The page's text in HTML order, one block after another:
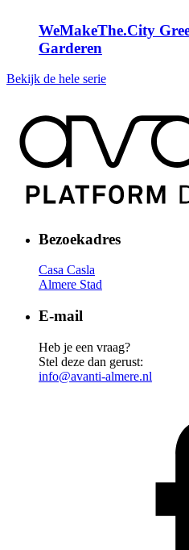
WeMakeThe.City
Garderen
Bekijk de hele serie
Bezoekadres
Casa Casla
Almere Stad
E-mail
Heb je een vraag?
Stel deze dan gerust:
info@avanti-almere.nl